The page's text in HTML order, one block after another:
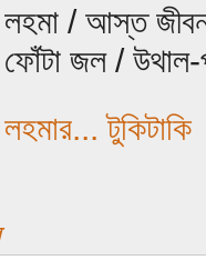
/ আস্ত
জল /
টুকিটাকি